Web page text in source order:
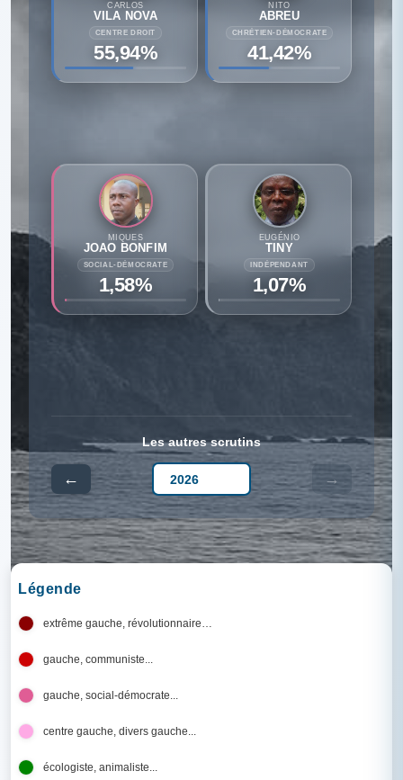
CARLOS
VILA NOVA
CENTRE DROIT
55,94%
NITO
ABREU
CHRÉTIEN-DÉMOCRATE
41,42%
MIQUES
JOAO BONFIM
SOCIAL-DÉMOCRATE
1,58%
EUGÉNIO
TINY
INDÉPENDANT
1,07%
Les autres scrutins
← →
Légende
extrême gauche, révolutionnaire…
gauche, communiste...
gauche, social-démocrate...
centre gauche, divers gauche...
écologiste, animaliste...